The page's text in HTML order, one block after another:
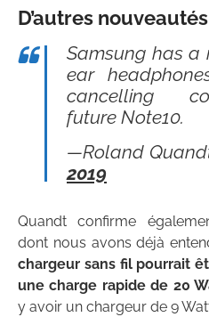
D’autres nouveautés
Samsung has a
ear
cancelling
future Note10.
—Roland
2019
Quandt confirme
dont nous avons déjà
chargeur sans fil pourrait
une charge rapide de 20
y avoir un chargeur de 9